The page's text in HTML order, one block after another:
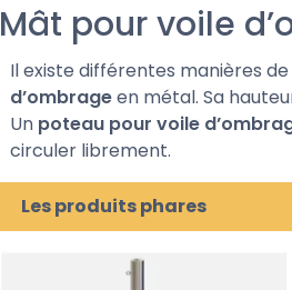
Mât pour voile
Il existe différentes manières
d’ombrageen métal. Sa
Un poteau pour voile
circuler librement.
Les produits phares